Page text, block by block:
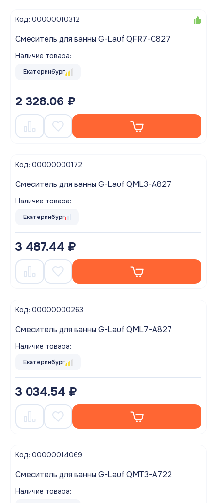
Код: 00000010312
Смеситель для ванны G-Lauf QFR7-C827
Наличие товара:
Екатеринбург
2 328.06 ₽
Код: 00000000172
Смеситель для ванны G-Lauf QML3-A827
Наличие товара:
Екатеринбург
3 487.44 ₽
Код: 00000000263
Смеситель для ванны G-Lauf QML7-A827
Наличие товара:
Екатеринбург
3 034.54 ₽
Код: 00000014069
Смеситель для ванны G-Lauf QMT3-A722
Наличие товара: